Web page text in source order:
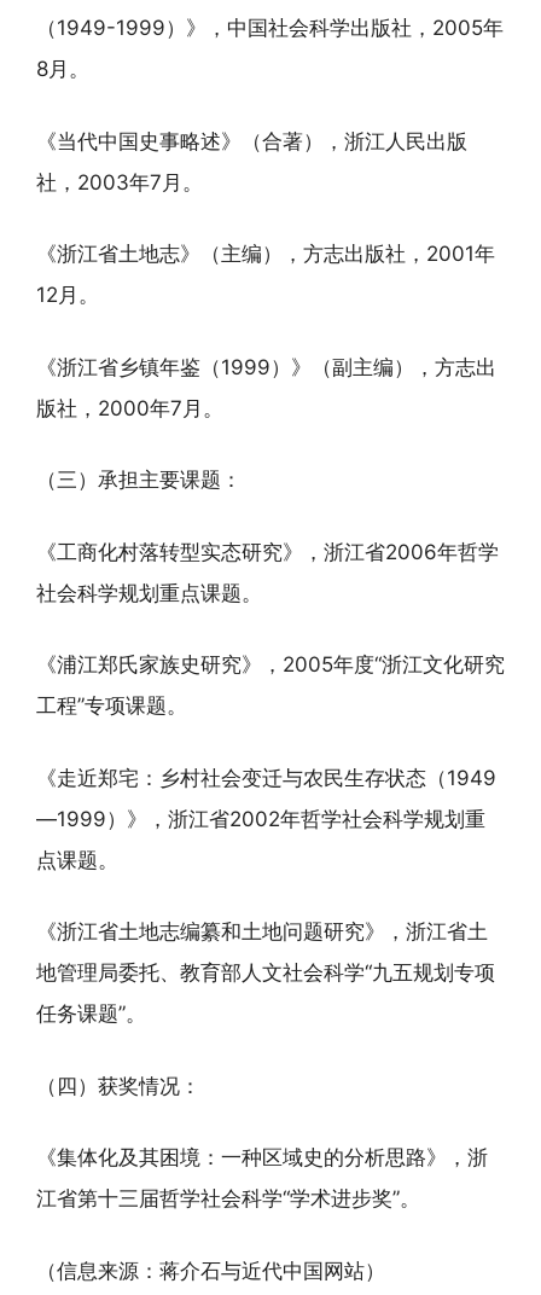
（1949-1999）》，中国社会科学出版社，2005年
8月。
《当代中国史事略述》（合著），浙江人民出版
社，2003年7月。
《浙江省土地志》（主编），方志出版社，2001年
12月。
《浙江省乡镇年鉴（1999）》（副主编），方志出
版社，2000年7月。
（三）承担主要课题：
《工商化村落转型实态研究》，浙江省2006年哲学
社会科学规划重点课题。
《浦江郑氏家族史研究》，2005年度“浙江文化研究
工程”专项课题。
《走近郑宅：乡村社会变迁与农民生存状态（1949
—1999）》，浙江省2002年哲学社会科学规划重
点课题。
《浙江省土地志编纂和土地问题研究》，浙江省土
地管理局委托、教育部人文社会科学“九五规划专项
任务课题”。
（四）获奖情况：
《集体化及其困境：一种区域史的分析思路》，浙
江省第十三届哲学社会科学“学术进步奖”。
（信息来源：蒋介石与近代中国网站）